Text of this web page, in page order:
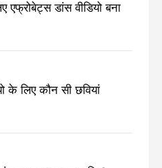
एफ्रोबेट्स डांस वीडियो बना
के लिए कौन सी छवियां